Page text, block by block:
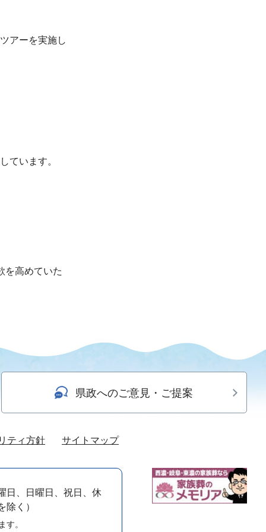
アーを実施し
ています。
を高めていた
県政へのご意見・ご提案
ティ方針 サイトマップ
日、日曜日、祝日、休
除く）
す。